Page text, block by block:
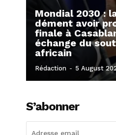
Mondial 2030 :
dément avoir
finale à
échange du
africain
Rédaction - 5 August
S’abonner